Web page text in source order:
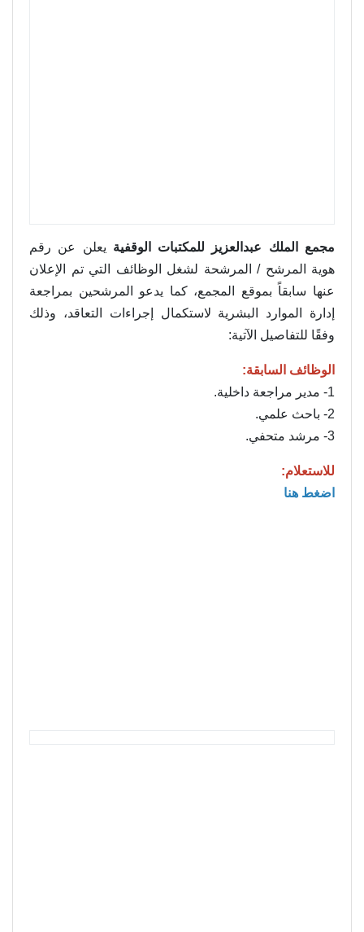
مجمع الملك عبدالعزيز للمكتبات الوقفية يعلن عن رقم
هوية المرشح / المرشحة لشغل الوظائف التي تم الإعلان
عنها سابقاً بموقع المجمع، كما يدعو المرشحين بمراجعة
إدارة الموارد البشرية لاستكمال إجراءات التعاقد، وذلك
وفقًا للتفاصيل الآتية:
الوظائف السابقة:
1- مدير مراجعة داخلية.
2- باحث علمي.
3- مرشد متحفي.
للاستعلام:
اضغط هنا